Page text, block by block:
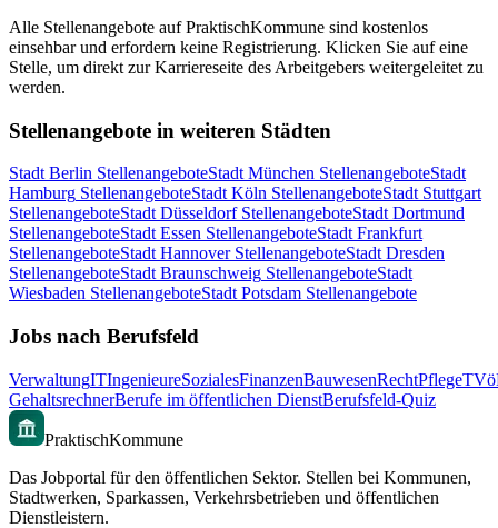
Alle Stellenangebote auf PraktischKommune sind kostenlos
einsehbar und erfordern keine Registrierung. Klicken Sie auf eine
Stelle, um direkt zur Karriereseite des Arbeitgebers weitergeleitet zu
werden.
Stellenangebote in weiteren Städten
StadtBerlin StellenangeboteStadtMünchen StellenangeboteStadt
Hamburg StellenangeboteStadtKöln StellenangeboteStadt Stuttgart
StellenangeboteStadtDüsseldorfStellenangeboteStadtDortmund
StellenangeboteStadtEssen StellenangeboteStadtFrankfurt
StellenangeboteStadtHannoverStellenangeboteStadtDresden
StellenangeboteStadtBraunschweig StellenangeboteStadt
Wiesbaden StellenangeboteStadtPotsdam Stellenangebote
Jobs nach Berufsfeld
VerwaltungITIngenieureSozialesFinanzenBauwesenRechtPflege
GehaltsrechnerBerufe im öffentlichen DienstBerufsfeld-Quiz
PraktischKommune
Das Jobportal für den öffentlichen Sektor. Stellen bei Kommunen,
Stadtwerken, Sparkassen, Verkehrsbetrieben und öffentlichen
Dienstleistern.